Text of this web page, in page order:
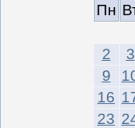
Пн
2
3
9
16
23